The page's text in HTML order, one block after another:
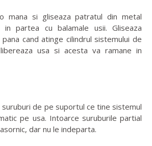
mana si gliseaza patratul din metal
partea cu balamale usii. Gliseaza
cand atinge cilindrul sistemului de
usa si acesta va ramane in
suruburi de pe suportul ce tine sistemul
pe usa. Intoarce suruburile partial
dar nu le indeparta.